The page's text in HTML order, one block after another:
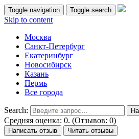
Toggle navigation Toggle search
Skip to content
Москва
Санкт-Петербург
Екатеринбург
Новосибирск
Казань
Пермь
Все города
Search:
Средняя оценка: 0. (Отзывов: 0)
Написать отзыв Читать отзывы